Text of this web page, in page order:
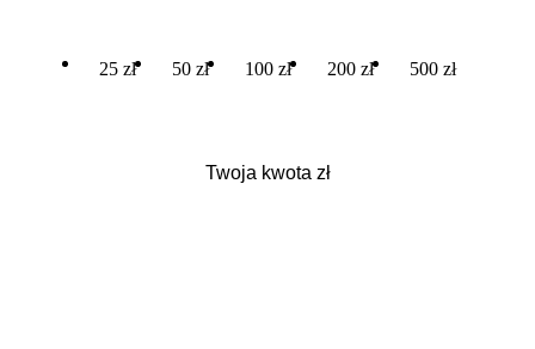
25 zł 50 zł 100 zł 200 zł 500 zł